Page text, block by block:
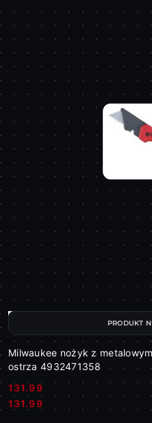
Milwaukee nożyk z
ostrza 4932471358
Cena:
131.99
Cena:
131.99
PRODUKT